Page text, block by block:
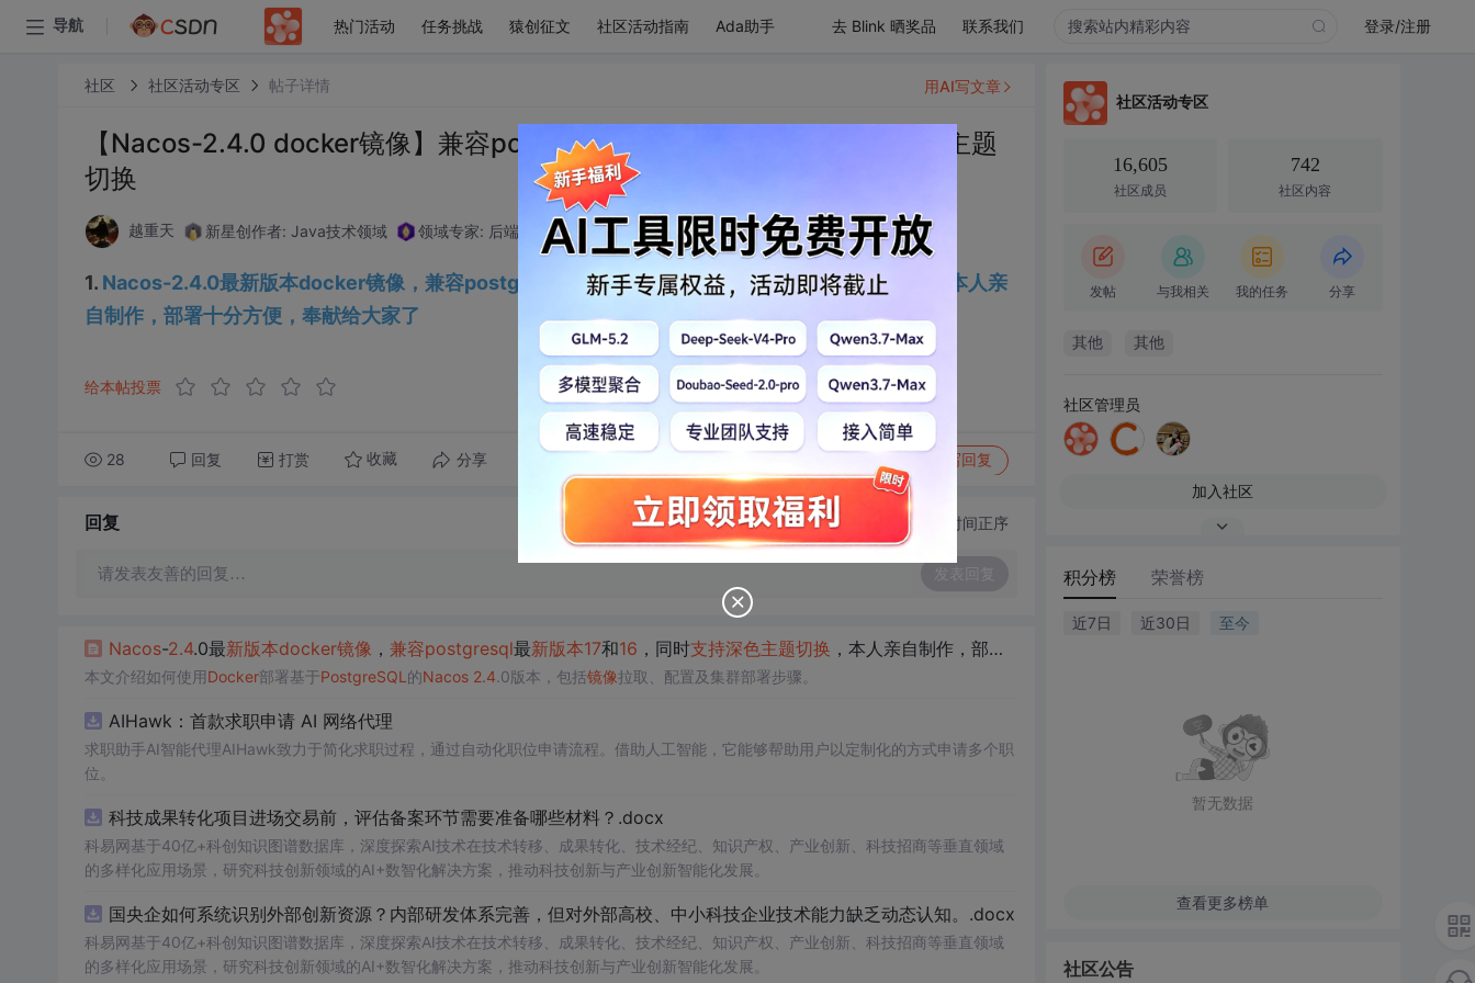
导航 热门活动 任务挑战 猿创征文 社区活动指南 Ada助手 去 Blink 晒奖品 联系我们 登录/注册
社区 社区活动专区 帖子详情
【Nacos-2.4.0 docker镜像】兼容postgresql最新版本17和16，支持深色主题
切换
越重天 新星创作者: Java技术领域 领域专家: 后端开发技术领域 2024-08-21 14:32:46
1. Nacos-2.4.0最新版本docker镜像，兼容postgresql最新版本17和16，同时支持深色主题切换，本人亲
自制作，部署十分方便，奉献给大家了
给本帖投票
28 回复 打赏 收藏 分享 转发到动态 写回复
用AI写文章
回复 切换为时间正序
请发表友善的回复… 发表回复
Nacos-2.4.0最新版本docker镜像 ， 兼容postgresql最新版本17和16 ，同时支持深色主题切换 ，本人亲自制作，部署十分方便，奉献给大家了
本文介绍如何使用Docker部署基于PostgreSQL 的Nacos 2.4 .0版本，包括镜像拉取、配置及集群部署步骤。
AIHawk：首款求职申请 AI 网络代理
求职助手AI智能代理AIHawk致力于简化求职过程，通过自动化职位申请流程。借助人工智能，它能够帮助用户以定制化的方式申请多个职
位。
科技成果转化项目进场交易前，评估备案环节需要准备哪些材料？.docx
科易网基于40亿+科创知识图谱数据库，深度探索AI技术在技术转移、成果转化、技术经纪、知识产权、产业创新、科技招商等垂直领域
的多样化应用场景，研究科技创新领域的AI+数智化解决方案，推动科技创新与产业创新智能化发展。
国央企如何系统识别外部创新资源？内部研发体系完善，但对外部高校、中小科技企业技术能力缺乏动态认知。.docx
科易网基于40亿+科创知识图谱数据库，深度探索AI技术在技术转移、成果转化、技术经纪、知识产权、产业创新、科技招商等垂直领域
的多样化应用场景，研究科技创新领域的AI+数智化解决方案，推动科技创新与产业创新智能化发展。
社区活动专区
16,605
社区成员
742
社区内容
发帖 与我相关 我的任务 分享
其他 其他
社区管理员
加入社区
积分榜 荣誉榜
近7日 近30日 至今
暂无数据
查看更多榜单
社区公告